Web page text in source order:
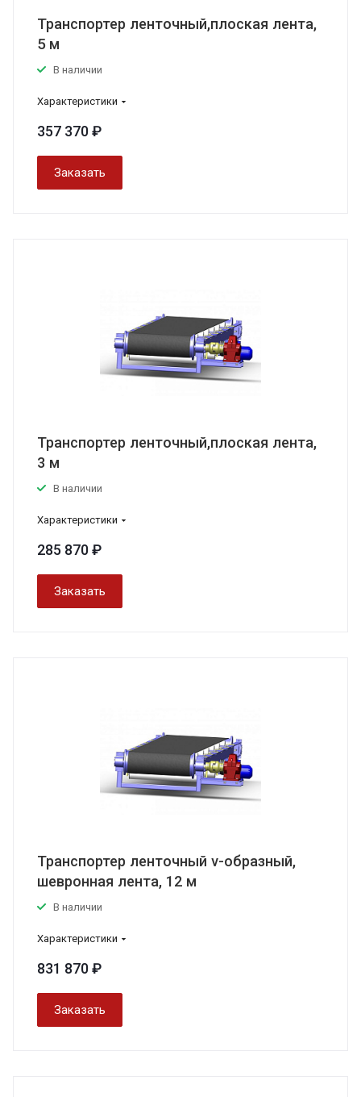
Транспортер ленточный,плоская лента,
5 м
В наличии
Характеристики
357 370 ₽
Заказать
Транспортер ленточный,плоская лента,
3 м
В наличии
Характеристики
285 870 ₽
Заказать
Транспортер ленточный v-образный,
шевронная лента, 12 м
В наличии
Характеристики
831 870 ₽
Заказать